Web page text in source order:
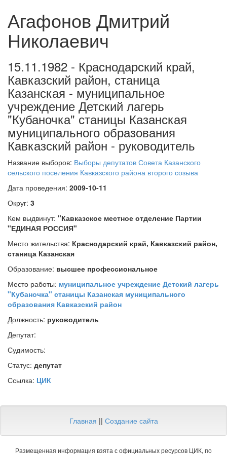
Агафонов Дмитрий
Николаевич
15.11.1982 - Краснодарский край,
Кавказский район, станица
Казанская - муниципальное
учреждение Детский лагерь
"Кубаночка" станицы Казанская
муниципального образования
Кавказский район - руководитель
Название выборов: Выборы депутатов Совета Казанского
сельского поселения Кавказского района второго созыва
Дата проведения: 2009-10-11
Округ: 3
Кем выдвинут: "Кавказское местное отделение Партии
"ЕДИНАЯ РОССИЯ"
Место жительства: Краснодарский край, Кавказский район,
станица Казанская
Образование: высшее профессиональное
Место работы: муниципальное учреждение Детский лагерь
"Кубаночка" станицы Казанская муниципального
образования Кавказский район
Должность: руководитель
Депутат:
Судимость:
Статус: депутат
Ссылка: ЦИК
Главная || Создание сайта
Размещенная информация взята с официальных ресурсов ЦИК, по